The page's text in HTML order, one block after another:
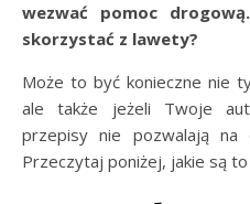
wezwać pomoc
skorzystać z lawety?
Może to być konieczne nie
ale także jeżeli Twoje
przepisy nie pozwalają na
Przeczytaj poniżej, jakie są